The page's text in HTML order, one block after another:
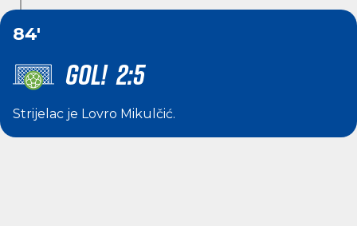
84'
GOL! 2:5
Strijelac je Lovro Mikulčić.